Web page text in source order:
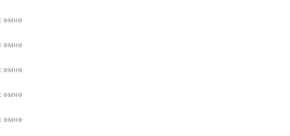
өмнө
өмнө
өмнө
өмнө
өмнө